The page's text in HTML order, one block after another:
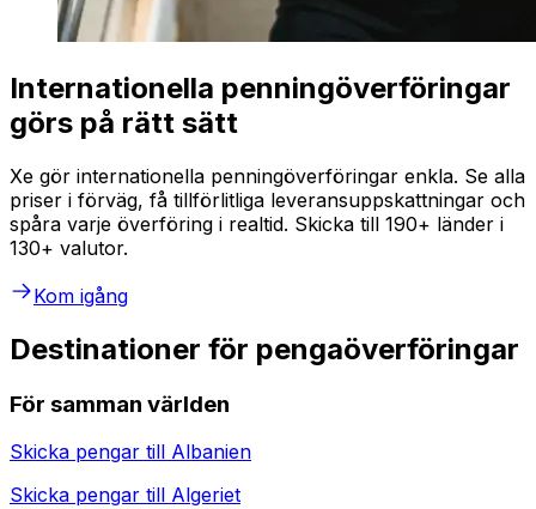
Internationella penningöverföringar
görs på rätt sätt
Xe gör internationella penningöverföringar enkla. Se alla
priser i förväg, få tillförlitliga leveransuppskattningar och
spåra varje överföring i realtid. Skicka till 190+ länder i
130+ valutor.
Kom igång
Destinationer för pengaöverföringar
För samman världen
Skicka pengar till Albanien
Skicka pengar till Algeriet